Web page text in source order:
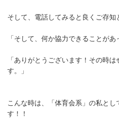
そして、電話してみると良くご存知
「そして、何か協力できることがあ
「ありがとうございます！その時
す。」
こんな時は、「体育会系」の私とし
す！！